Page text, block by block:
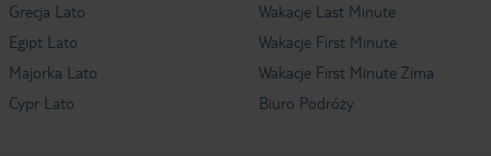
Grecja Lato
Egipt Lato
Majorka Lato
Cypr Lato
Wakacje Last Minute
Wakacje First Minute
Wakacje First Minute Zima
Biuro Podróży